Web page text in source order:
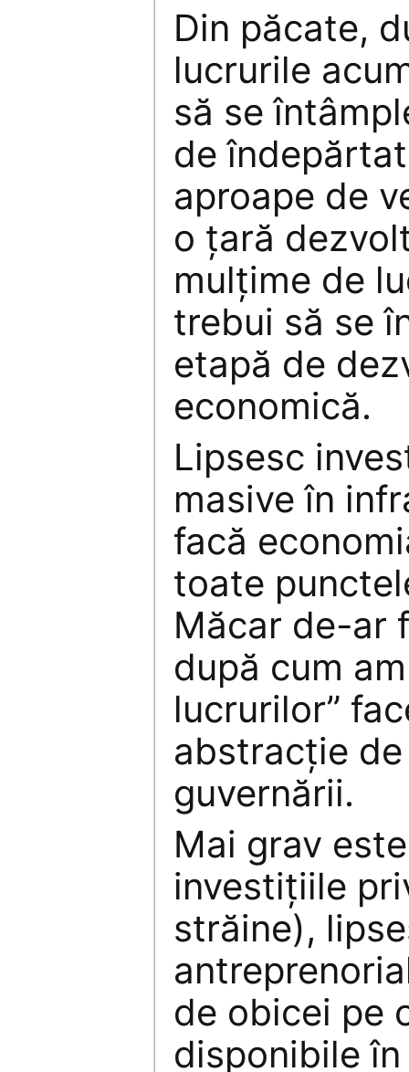
Din păcate,
lucrurile
să se
de
aproape de
o țară
mulțime de
trebui să se
etapă de
economică.
Lipsesc
masive în
facă
toate
Măcar de-ar
după cum
lucrurilor”
abstracție
guvernării.
Mai grav
investițiile
străine),
de obicei pe
disponibile